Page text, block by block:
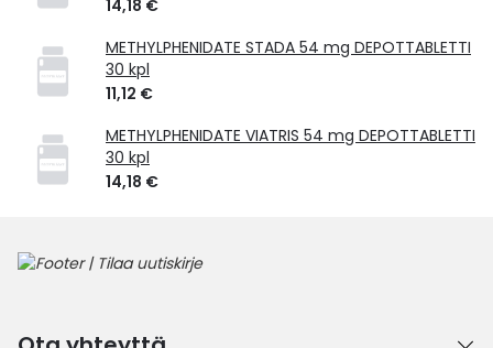
14,18 €
METHYLPHENIDATE STADA 54 mg DEPOTTABLETTI
30 kpl
11,12 €
METHYLPHENIDATE VIATRIS 54 mg DEPOTTABLETTI
30 kpl
14,18 €